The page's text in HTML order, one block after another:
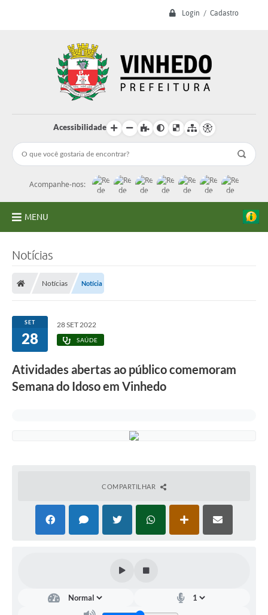
Login / Cadastro
Acessibilidade
Acompanhe-nos:
MENU
Licitações
Transparência
Concursos e Processos Seletivos
Normas e Legislação
Sistema de Protocolo
Notícias
Notícias Notícia
SET
28
28 SET 2022
SAÚDE
Atividades abertas ao público comemoram
Semana do Idoso em Vinhedo
COMPARTILHAR